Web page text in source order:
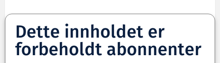
Dette innholdet er
forbeholdt abonnenter